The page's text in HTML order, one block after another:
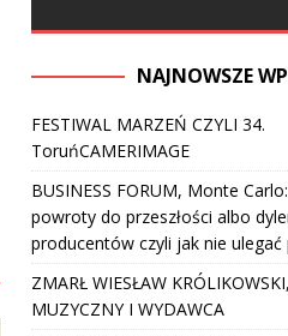
NAJNOWSZE
FESTIWAL MARZEŃ CZYLI 34.
ToruńCAMERIMAGE
BUSINESS FORUM, Monte
powroty do przeszłości albo
producentów czyli jak nie ulegać
ZMARŁ WIESŁAW
MUZYCZNY I WYDAWCA